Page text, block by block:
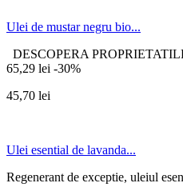
Ulei de mustar negru bio...
DESCOPERA
65,29 lei -30%
45,70 lei
Ulei esential de lavanda...
Regenerant de exceptie, uleiul